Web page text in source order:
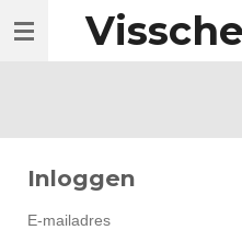
Ga
Inloggen
E-mailadres